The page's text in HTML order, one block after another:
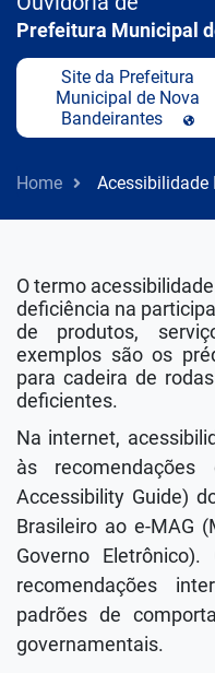
Prefeitura Municipal
Site da Prefeitura
Municipal de Nova
Bandeirantes
Home Acessibilidade
O termo
deficiência na
de produtos,
exemplos são os
para cadeira de
deficientes.
Na internet,
às
Accessibility Guide)
Brasileiro ao e-MAG
Governo
recomendações
padrões de
governamentais.